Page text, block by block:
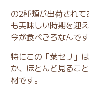
の2種類が出荷されて
も美味しい時期を迎
今が食べごろなんです
特にこの「葉セリ」
か、ほとんど見るこ
材です。